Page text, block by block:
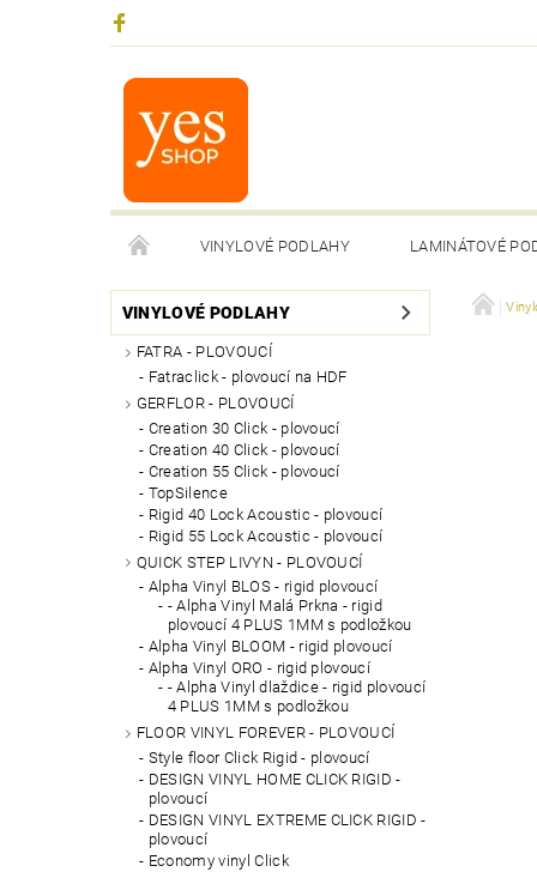
VINYLOVÉ PODLAHY LAMINÁTOVÉ
VINYLOVÉ PODLAHY
FATRA - PLOVOUCÍ
Fatraclick - plovoucí na HDF
GERFLOR - PLOVOUCÍ
Creation 30 Click - plovoucí
Creation 40 Click - plovoucí
Creation 55 Click - plovoucí
TopSilence
Rigid 40 Lock Acoustic - plovoucí
Rigid 55 Lock Acoustic - plovoucí
QUICK STEP LIVYN - PLOVOUCÍ
Alpha Vinyl BLOS - rigid plovoucí
- Alpha Vinyl Malá Prkna - rigid
plovoucí 4 PLUS 1MM s podložkou
Alpha Vinyl BLOOM - rigid plovoucí
Alpha Vinyl ORO - rigid plovoucí
- Alpha Vinyl dlaždice - rigid plovoucí
4 PLUS 1MM s podložkou
FLOOR VINYL FOREVER - PLOVOUCÍ
Style floor Click Rigid - plovoucí
DESIGN VINYL HOME CLICK RIGID -
plovoucí
DESIGN VINYL EXTREME CLICK RIGID -
plovoucí
Economy vinyl Click